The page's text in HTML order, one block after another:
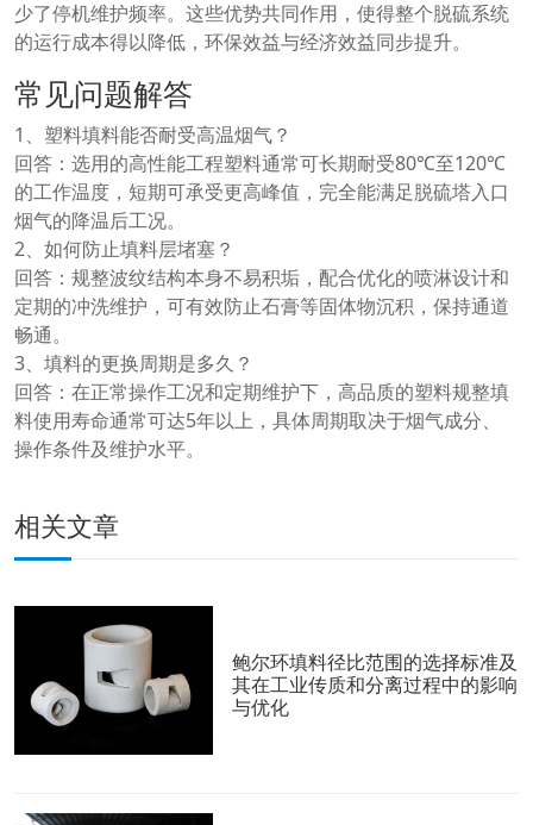
少了停机维护频率。这些优势共同作用，使得整个脱硫系统
的运行成本得以降低，环保效益与经济效益同步提升。
常见问题解答
1、塑料填料能否耐受高温烟气？
回答：选用的高性能工程塑料通常可长期耐受80℃至120℃
的工作温度，短期可承受更高峰值，完全能满足脱硫塔入口
烟气的降温后工况。
2、如何防止填料层堵塞？
回答：规整波纹结构本身不易积垢，配合优化的喷淋设计和
定期的冲洗维护，可有效防止石膏等固体物沉积，保持通道
畅通。
3、填料的更换周期是多久？
回答：在正常操作工况和定期维护下，高品质的塑料规整填
料使用寿命通常可达5年以上，具体周期取决于烟气成分、
操作条件及维护水平。
相关文章
鲍尔环填料径比范围的选择标准及
其在工业传质和分离过程中的影响
与优化